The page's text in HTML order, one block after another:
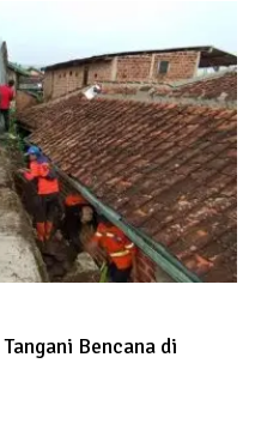
Bencana di